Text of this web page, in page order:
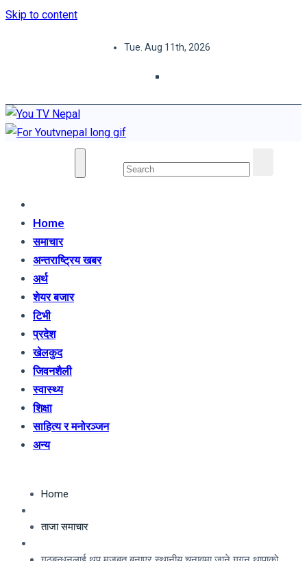
Skip to content
Tue. Aug 11th, 2026
Home
समाचार
अन्तराष्ट्रिय खबर
अर्थ
शेयर बजार
टिभी
प्रदेश
खेलकुद
जिवनशैली
स्वास्थ्य
शिक्षा
साहित्य र मनोरञ्जन
अन्य
Home
ताजा समाचार